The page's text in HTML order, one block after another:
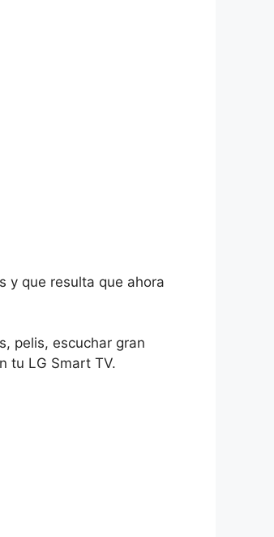
y que resulta que ahora
pelis, escuchar gran
tu LG Smart TV.